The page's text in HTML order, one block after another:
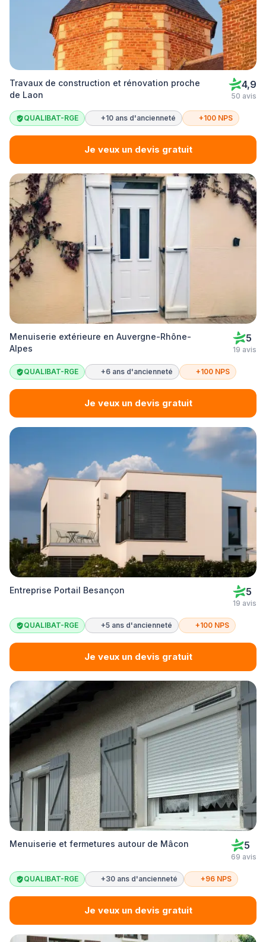
Travaux de construction et rénovation proche
de Laon
4,9
50 avis
QUALIBAT-RGE +10 ans d'ancienneté +100 NPS
Je veux un devis gratuit
Menuiserie extérieure en Auvergne-Rhône-
Alpes
5
19 avis
QUALIBAT-RGE +6 ans d'ancienneté +100 NPS
Je veux un devis gratuit
Entreprise Portail Besançon 5
19 avis
QUALIBAT-RGE +5 ans d'ancienneté +100 NPS
Je veux un devis gratuit
Menuiserie et fermetures autour de Mâcon 5
69 avis
QUALIBAT-RGE +30 ans d'ancienneté +96 NPS
Je veux un devis gratuit